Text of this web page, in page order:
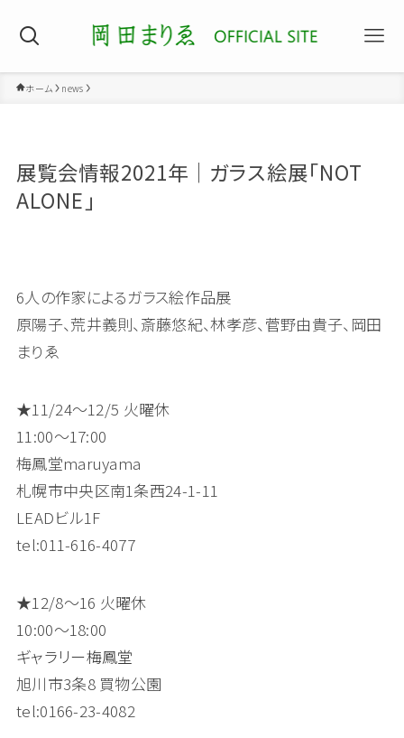
ホーム news
展覧会情報2021年│ガラス絵展「NOT
ALONE」
6人の作家によるガラス絵作品展
原陽子、荒井義則、斎藤悠紀、林孝彦、菅野由貴子、岡田
まりゑ
★11/24〜12/5 火曜休
11:00〜17:00
梅鳳堂maruyama
札幌市中央区南1条西24-1-11
LEADビル1F
tel:011-616-4077
★12/8〜16 火曜休
10:00〜18:00
ギャラリー梅鳳堂
旭川市3条8 買物公園
tel:0166-23-4082